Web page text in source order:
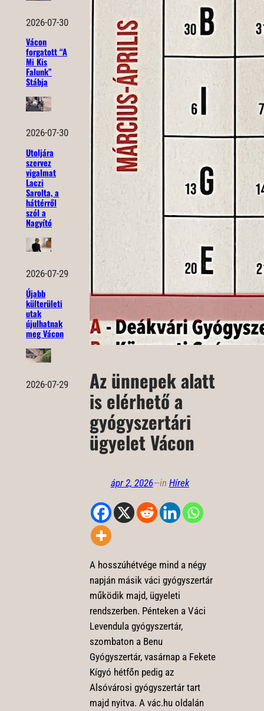
2026-07-30
Vácon
forgatott “A
Mi Kis
Falunk”
Stábja
2026-07-30
Utoljára
szervez
vigalmat
Laczi
Sarolta, a
háttérről
szól a
Nagyító
2026-07-29
Újabb
külterületi
utak
újulhatnak
meg Vácon
2026-07-29 Az ünnepek alatt
is elérhető a
gyógyszertári
ügyelet Vácon
ápr 2, 2026—in Hírek
A hosszúhétvége mind a négy
napján másik váci gyógyszertár
működik majd, ügyeleti
rendszerben. Pénteken a Váci
Levendula gyógyszertár,
szombaton a Benu
Gyógyszertár, vasárnap a Fekete
Kígyó hétfőn pedig az
Alsóvárosi gyógyszertár tart
majd nyitva. A vác.hu oldalán